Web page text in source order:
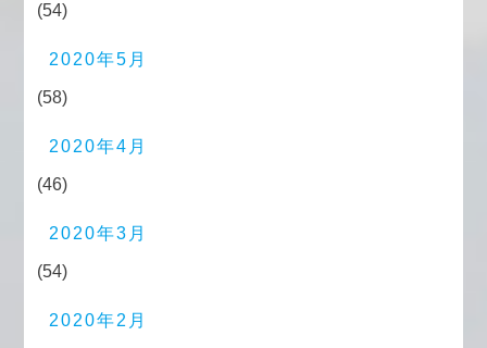
(54)
2020年5月
(58)
2020年4月
(46)
2020年3月
(54)
2020年2月